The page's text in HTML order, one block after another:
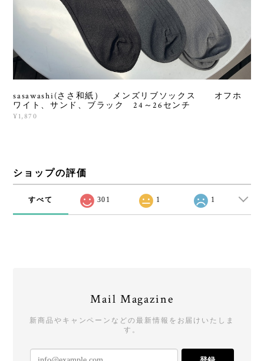
sasawashi(ささ和紙） メンズリブソックス オフホ
ワイト、サンド、ブラック 24～26センチ
¥1,870
ショップの評価
すべて 301 1 1
Mail Magazine
新商品やキャンペーンなどの最新情報をお届けいたしま
す。